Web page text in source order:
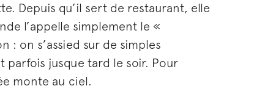
Depuis qu’il sert de restaurant, elle
l’appelle simplement le «
: on s’assied sur de simples
jusque tard le soir. Pour
monte au ciel.